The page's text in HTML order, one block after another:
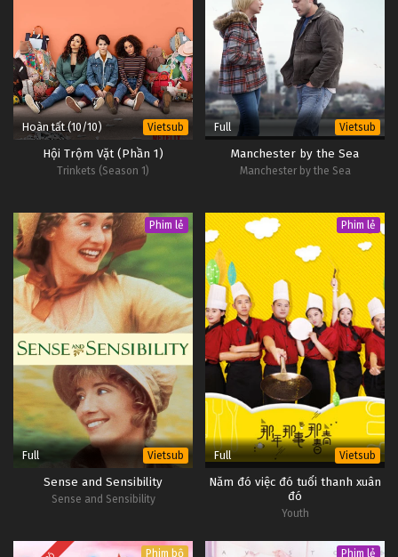
Hoàn tất (10/10) Vietsub
Hội Trộm Vặt (Phần 1)
Trinkets (Season 1)
Full Vietsub
Manchester by the Sea
Manchester by the Sea
Phim lẻ
Full Vietsub
Sense and Sensibility
Sense and Sensibility
Phim lẻ
Full Vietsub
Năm đó việc đó tuổi thanh xuân
đó
Youth
Phim bộ Phim lẻ